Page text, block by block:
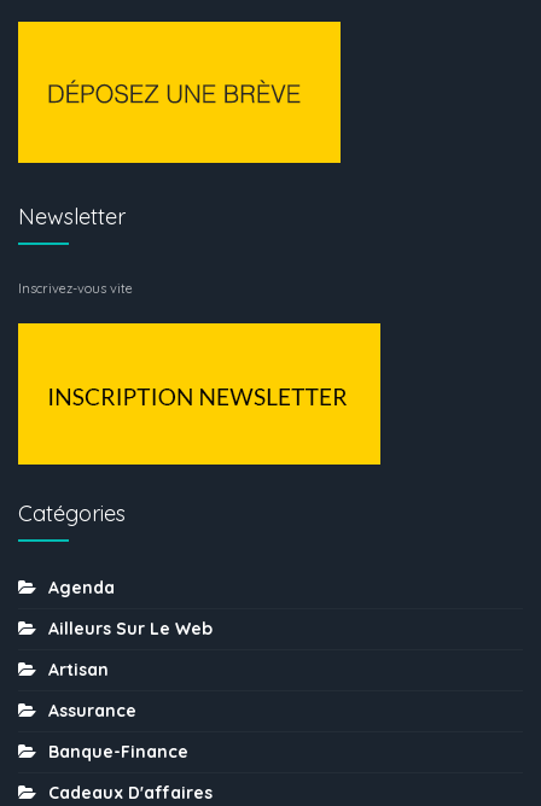
Newsletter
Inscrivez-vous vite
Catégories
Agenda
Ailleurs Sur Le Web
Artisan
Assurance
Banque-Finance
Cadeaux D'affaires